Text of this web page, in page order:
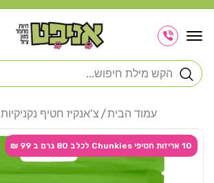
חיפוש
עמוד הבית צ'אנקיז חטיף נקניקיות 80 גרם
דלג
לפרטי
המוצר
10 אריזות חטיפי Chunkies לכלב 80 גרם ב 99 ₪